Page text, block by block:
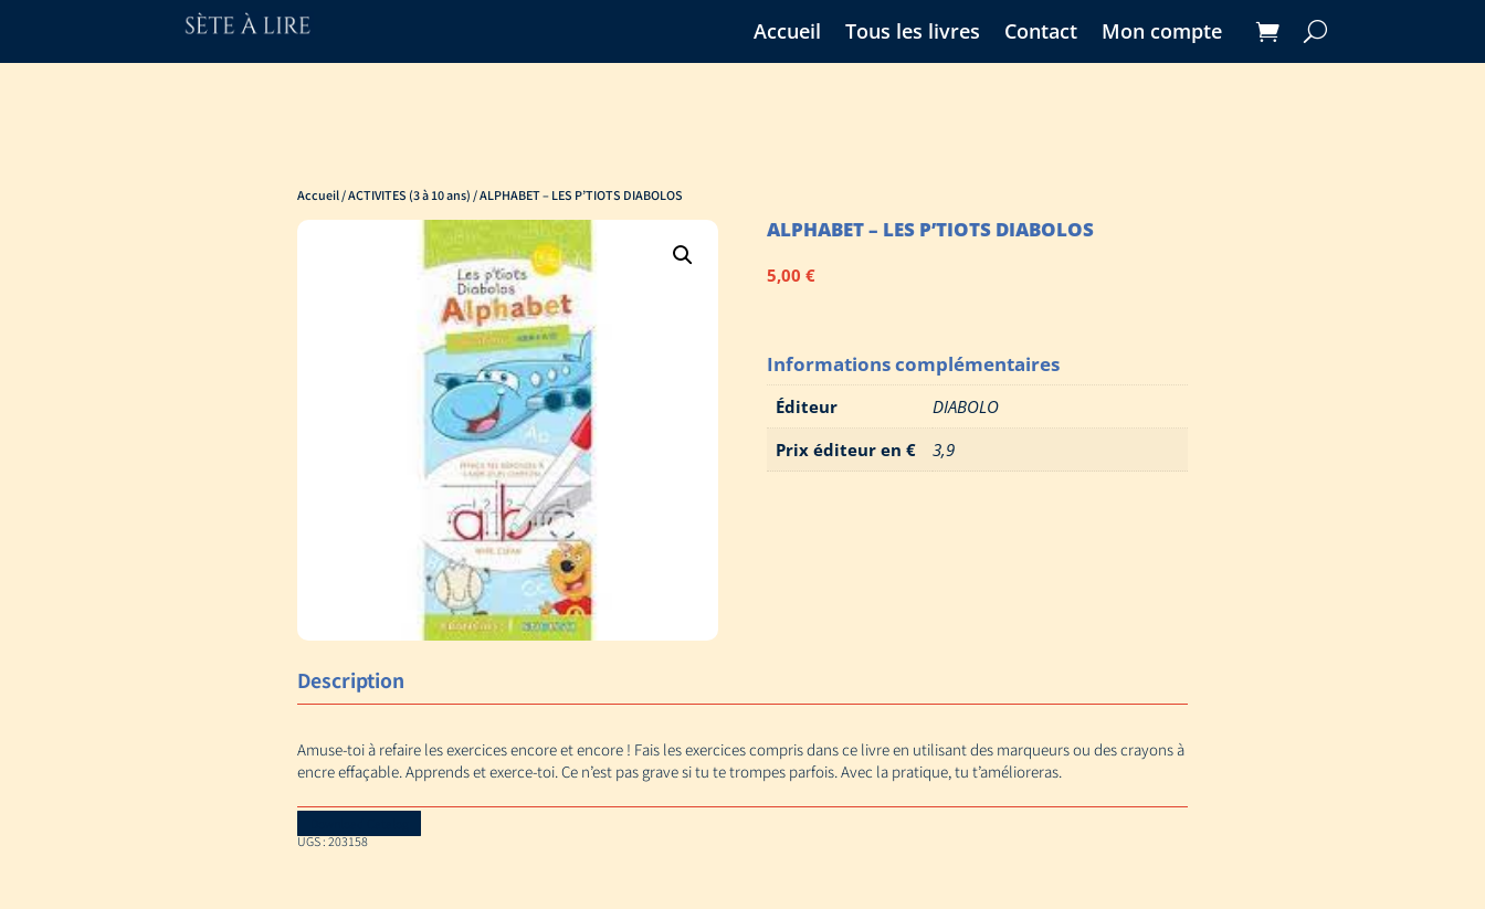
Accueil Tous les livres Contact Mon compte
Accueil/ACTIVITES (3 à 10 ans) / ALPHABET – LES P’TIOTS DIABOLOS
ALPHABET – LES P’TIOTS DIABOLOS
5,00€
Informations complémentaires
Éditeur
DIABOLO
Prix éditeur en €
3,9
Description
Amuse-toi à refaire les exercices encore et encore ! Fais les exercices compris dans ce livre en utilisant des marqueurs ou des crayons à
encre effaçable. Apprends et exerce-toi. Ce n’est pas grave si tu te trompes parfois. Avec la pratique, tu t’amélioreras.
UGS :203158